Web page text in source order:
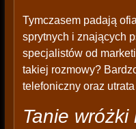
Tymczasem padają
sprytnych i znających
specjalistów od
takiej rozmowy?
telefoniczny oraz
Tanie